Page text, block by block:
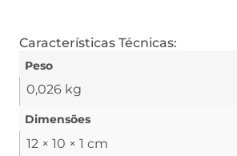
Características Técnicas:
Peso
0,026 kg
Dimensões
12 × 10 × 1 cm